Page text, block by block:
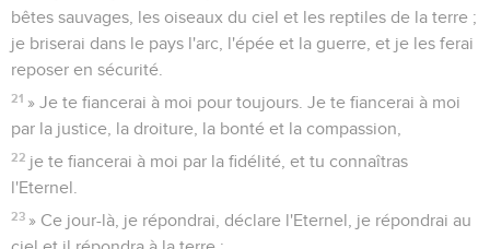
et y construire un mur afin qu'elle ne trouve plus ses
sentiers :
9 elle aura beau poursuivre ses amants, elle ne les rejoindra
pas ; elle aura beau les chercher, elle ne les trouvera pas.
Elle dira alors : ‘Je vais retourner vers mon premier mari, car
j'étais plus heureuse à ce moment-là que maintenant.’
10 » Elle n'a pas reconnu que c'était moi qui lui donnais le
blé, le vin nouveau et l'huile, et l'on a consacré au service de
Baal l'argent et l'or que je lui accordais en abondance.